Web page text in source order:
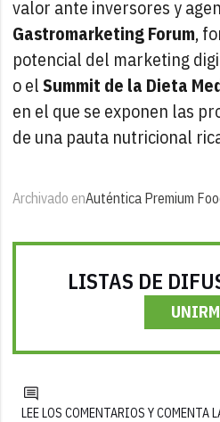
valor ante inversores y
Gastromarketing Forum,
potencial del marketing
o elSummit de la Dieta
en el que se exponen las
de una pauta nutricional
Archivado enAuténtica Premium
LISTAS DE
LEE LOS COMENTARIOS Y COMENTA